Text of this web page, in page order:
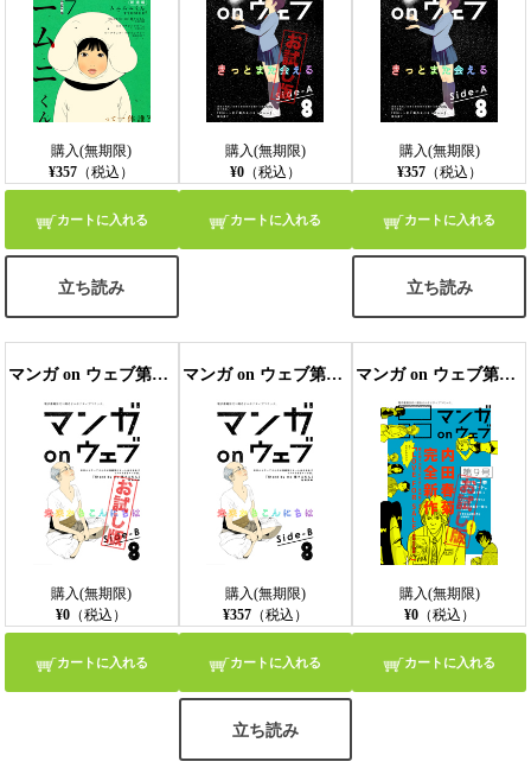
購入(無期限)
¥357 （税込）
カートに入れる
立ち読み
購入(無期限)
¥0（税込）
カートに入れる
購入(無期限)
¥357（税込）
カートに入れる
立ち読み
マンガ on ウェブ第8号 side-B 無料お試し版〔雑誌〕
購入(無期限)
¥0 （税込）
カートに入れる
マンガ on ウェブ第8号 side-B
購入(無期限)
¥357（税込）
カートに入れる
立ち読み
マンガ on ウェブ第9号 無料お試し版〔雑誌〕
購入(無期限)
¥0（税込）
カートに入れる